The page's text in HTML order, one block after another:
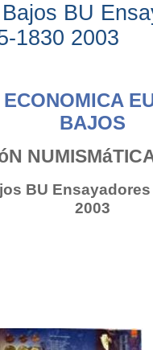
BU
1830 2003
BAJOS
BU
2003